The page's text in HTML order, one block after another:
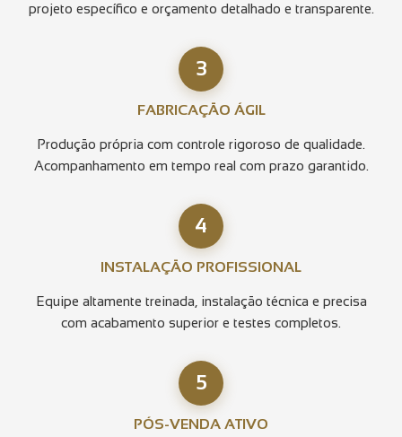
projeto específico e orçamento detalhado e transparente.
3
FABRICAÇÃO ÁGIL
Produção própria com controle rigoroso de qualidade.
Acompanhamento em tempo real com prazo garantido.
4
INSTALAÇÃO PROFISSIONAL
Equipe altamente treinada, instalação técnica e precisa
com acabamento superior e testes completos.
5
PÓS-VENDA ATIVO